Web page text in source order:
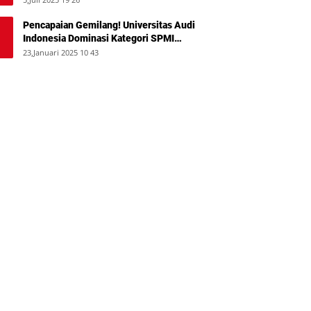
Pencapaian Gemilang! Universitas Audi
Indonesia Dominasi Kategori SPMI
Terbaik 2024
23,Januari 2025 10 43